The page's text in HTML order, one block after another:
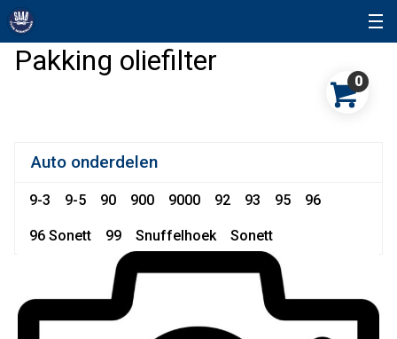
Pakking oliefilter
0
Auto onderdelen
9-3 9-5 90 900 9000 92 93 95 96
96 Sonett 99 Snuffelhoek Sonett